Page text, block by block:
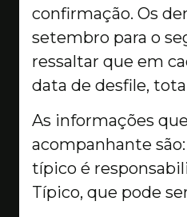
confirmação. Os
setembro para o
ressaltar que em
data de desfile,
As informações
acompanhante
típico é
Típico, que pode